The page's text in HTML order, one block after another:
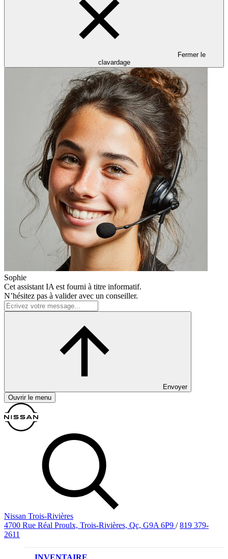
Fermer le
clavardage
Sophie
Cet assistant IA est fourni à titre informatif.
N’hésitez pas à valider avec un conseiller.
Envoyer
Ouvrir le menu
Nissan Trois-Rivières
4700 Rue Réal Proulx, Trois-Rivières, Qc, G9A 6P9 / 819 379-
2611
INVENTAIRE